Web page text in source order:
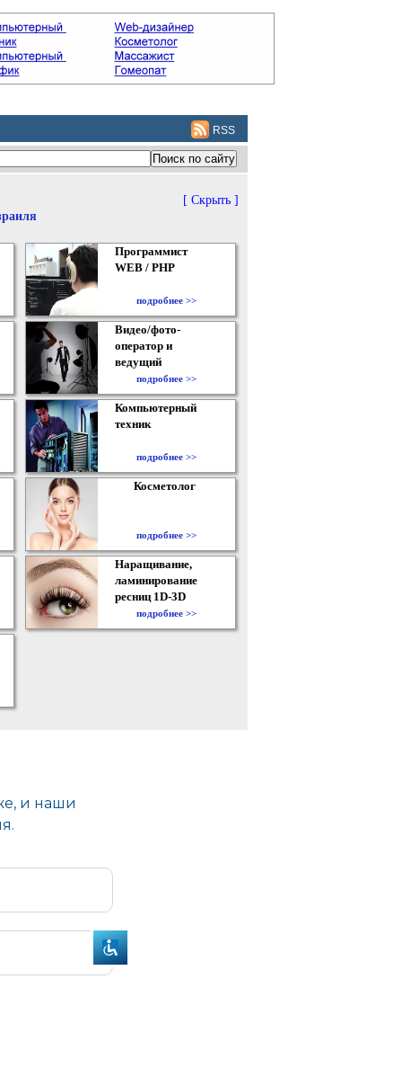
RSS
[ Скрыть ]
Программист
WEB / PHP
подробнее >>
Видео/фото-
оператор и
ведущий
подробнее >>
Компьютерный
техник
подробнее >>
Косметолог
подробнее >>
Наращивание,
ламинирование
ресниц 1D-3D
подробнее >>